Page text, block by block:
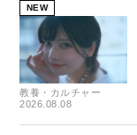
NEW
教養・カルチャー
2026.08.08